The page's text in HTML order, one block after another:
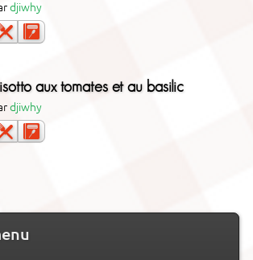
djiwhy
aux tomates et au basilic
djiwhy